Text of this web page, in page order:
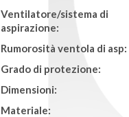
Ventilatore/sistema di
aspirazione:
Rumorosità ventola di asp:
Grado di protezione:
Dimensioni:
Materiale: